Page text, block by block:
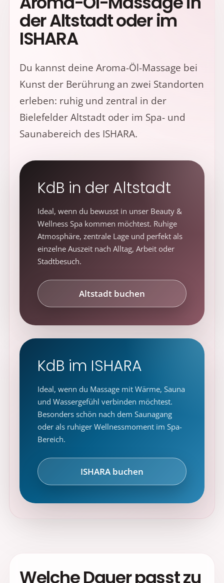
der Altstadt oder im
ISHARA
Du kannst deine Aroma-Öl-Massage bei
Kunst der Berührung an zwei Standorten
erleben: ruhig und zentral in der
Bielefelder Altstadt oder im Spa- und
Saunabereich des ISHARA.
KdB in der Altstadt
Ideal, wenn du bewusst in unser Beauty &
Wellness Spa kommen möchtest. Ruhige
Atmosphäre, zentrale Lage und perfekt als
einzelne Auszeit nach Alltag, Arbeit oder
Stadtbesuch.
Altstadt buchen
KdB im ISHARA
Ideal, wenn du Massage mit Wärme, Sauna
und Wassergefühl verbinden möchtest.
Besonders schön nach dem Saunagang
oder als ruhiger Wellnessmoment im Spa-
Bereich.
ISHARA buchen
Welche Dauer passt zu